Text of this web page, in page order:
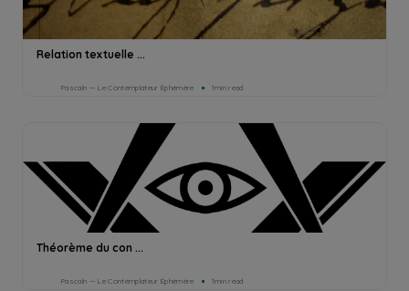
Relation textuelle ...
Pascaln — Le Contemplateur Éphémère 1min read
Théorème du con ...
Pascaln — Le Contemplateur Éphémère 1min read